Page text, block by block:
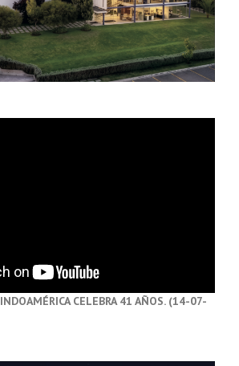
INDOAMÉRICA CELEBRA 41 AÑOS. (14-07-